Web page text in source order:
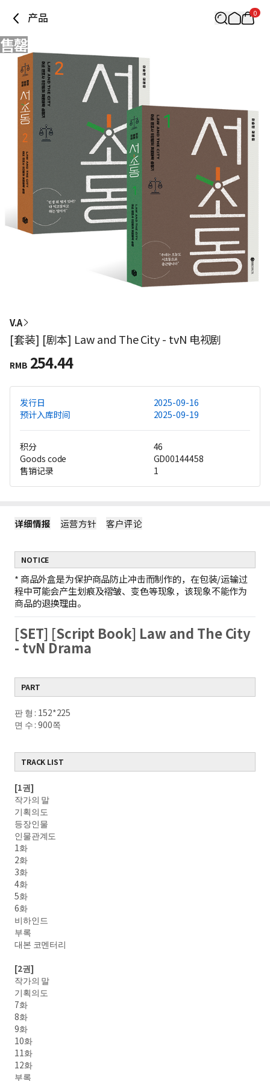
产品 0
售罄
V.A
[套装] [剧本] Law and The City - tvN 电视剧
RMB 254.44
发行日
2025-09-16
预计入库时间
2025-09-19
积分
46
Goods code
GD00144458
售销记录
1
详细情报 运营方针 客户评论
NOTICE
* 商品外盒是为保护商品防止冲击而制作的，在包装/运输过
程中可能会产生划痕及褶皱、变色等现象，该现象不能作为
商品的退换理由。
[SET] [Script Book] Law and The City
- tvN Drama
PART
판 형 : 152*225
면 수 : 900쪽
TRACK LIST
[1권]
작가의 말
기획의도
등장인물
인물관계도
1화
2화
3화
4화
5화
6화
비하인드
부록
대본 코멘터리
[2권]
작가의 말
기획의도
7화
8화
9화
10화
11화
12화
부록